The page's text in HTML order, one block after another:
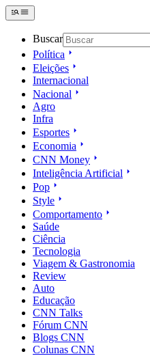
Buscar
Política
Eleições
Internacional
Nacional
Agro
Infra
Esportes
Economia
CNN Money
Inteligência Artificial
Pop
Style
Comportamento
Saúde
Ciência
Tecnologia
Viagem & Gastronomia
Review
Auto
Educação
CNN Talks
Fórum CNN
Blogs CNN
Colunas CNN